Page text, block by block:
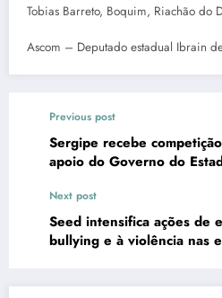
Tobias Barreto, Boquim, Riachão do
Ascom – Deputado estadual Ibrain
Previous post
Sergipe recebe
apoio do Governo do
Next post
Seed intensifica ações de
bullying e à violência nas